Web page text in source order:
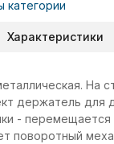
категории
Характеристики
На
держатель для
- перемещается
поворотный